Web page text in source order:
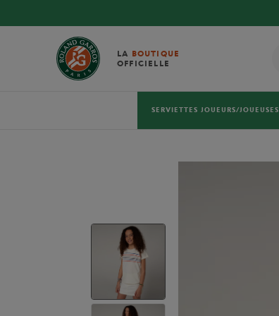
LA BOUTIQUE
OFFICIELLE
SERVIETTES JOUEURS/JOUEUSES